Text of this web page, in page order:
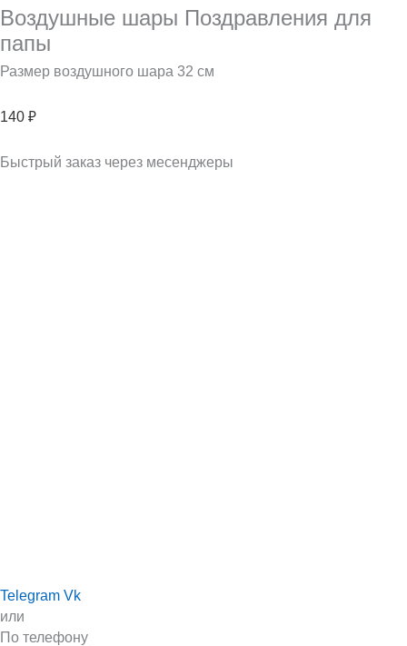
Воздушные шары Поздравления для
папы
Размер воздушного шара 32 см
140 ₽
Быстрый заказ через месенджеры
Telegram Vk
или
По телефону